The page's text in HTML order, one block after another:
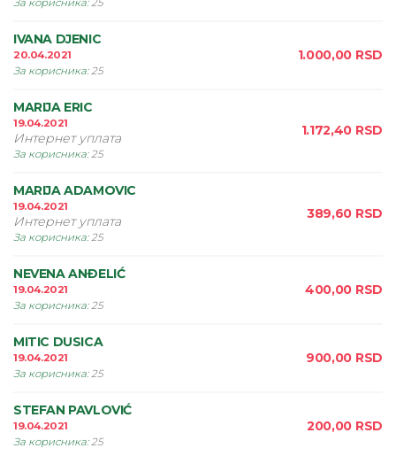
За корисника:25
IVANA DJENIC
20.04.2021
За корисника:25
1.000,00 RSD
MARIJA ERIC
19.04.2021
Интернет уплата
За корисника:25
1.172,40 RSD
MARIJA ADAMOVIC
19.04.2021
Интернет уплата
За корисника:25
389,60 RSD
NEVENA ANÐELIĆ
19.04.2021
За корисника:25
400,00 RSD
MITIC DUSICA
19.04.2021
За корисника:25
900,00 RSD
STEFAN PAVLOVIĆ
19.04.2021
За корисника:25
200,00 RSD